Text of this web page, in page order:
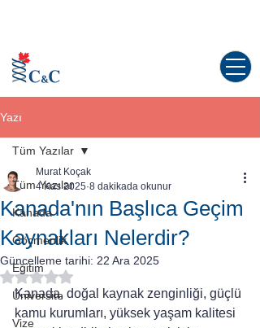
Yazı
Tüm Yazılar
Kanada
Göçmenlik
Eğitim
Üniversite
Vize
Tüm Yazılar
Kanada'nın Başlıca Geçim
Kaynakları Nelerdir?
Murat Koçak
4 Kas 2025 8 dakikada okunur
Güncelleme tarihi: 22 Ara 2025
5 üzerinden NaN yıldız
Kanada, doğal kaynak zenginliği, güçlü
kamu kurumları, yüksek yaşam kalitesi